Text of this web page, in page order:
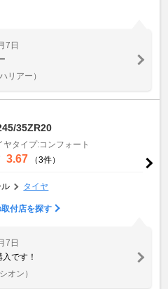
7日
リアー）
35ZR20
ヤタイプ:コンフォート
3.67 （3件）
ル タイヤ
付店を探す
7日
です！
オン）